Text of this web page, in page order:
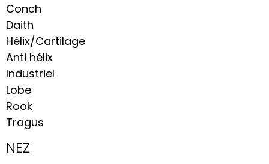
Conch
Daith
Hélix/Cartilage
Anti hélix
Industriel
Lobe
Rook
Tragus
NEZ